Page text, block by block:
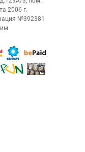
2006 г.
№392381